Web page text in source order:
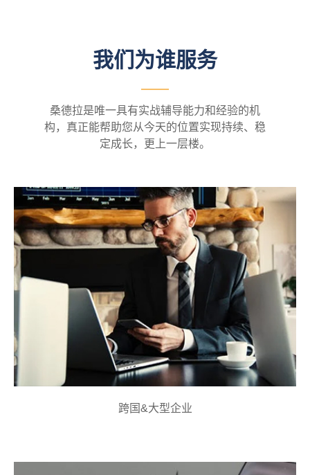
我们为谁服务
桑德拉是唯一具有实战辅导能力和经验的机
构，真正能帮助您从今天的位置实现持续、稳
定成长，更上一层楼。
跨国&大型企业